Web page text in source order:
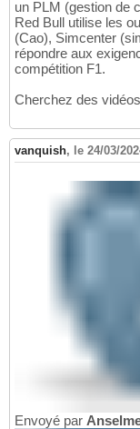
un PLM (gestion de
Red Bull utilise les
(Cao), Simcenter
répondre aux
compétition F1.
Cherchez des
vanquish, le 24/03/
Envoyé par